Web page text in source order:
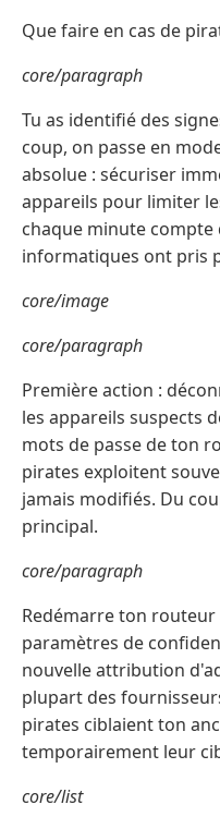
Que faire en cas de
core/paragraph
Tu as identifié des
coup, on passe en
absolue : sécuriser
appareils pour limiter
chaque minute compte
informatiques ont pris
core/image
core/paragraph
Première action :
les appareils suspects
mots de passe de ton
pirates exploitent
jamais modifiés. Du
principal.
core/paragraph
Redémarre ton routeur
paramètres de
nouvelle attribution
plupart des
pirates ciblaient ton
temporairement leur
core/list